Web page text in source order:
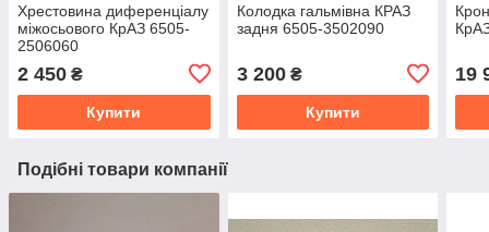
Хрестовина диференціалу
міжосьового КрАЗ 6505-
2506060
2 450 ₴
Купити
Колодка гальмівна КРАЗ
задня 6505-3502090
3 200₴
Купити
19
Подібні товари компанії